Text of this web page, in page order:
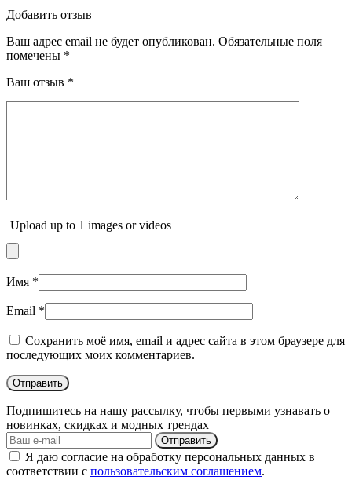
Добавить отзыв
Ваш адрес email не будет опубликован. Обязательные поля
помечены *
Ваш отзыв *
Upload up to 1 images or videos
Имя *
Email *
Сохранить моё имя, email и адрес сайта в этом браузере для
последующих моих комментариев.
Подпишитесь на нашу рассылку, чтобы первыми узнавать о
новинках, скидках и модных трендах
Отправить
Я даю согласие на обработку персональных данных в
соответствии с пользовательским соглашением.